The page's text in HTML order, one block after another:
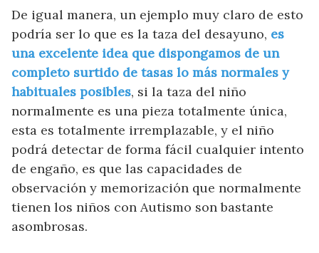
De igual manera, un ejemplo muy claro de esto
podría ser lo que es la taza del desayuno, es
una excelente idea que dispongamos de un
completo surtido de tasas lo más normales y
habituales posibles, si la taza del niño
normalmente es una pieza totalmente única,
esta es totalmente irremplazable, y el niño
podrá detectar de forma fácil cualquier intento
de engaño, es que las capacidades de
observación y memorización que normalmente
tienen los niños con Autismo son bastante
asombrosas.